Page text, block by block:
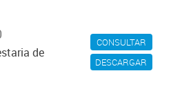
CONSULTAR
DESCARGAR
de